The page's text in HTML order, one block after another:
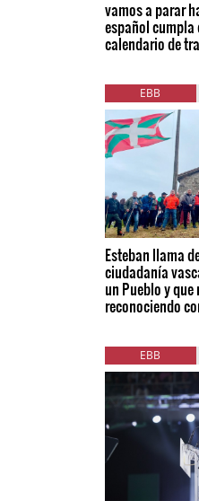
vamos a parar
español cumpla
calendario de
EBB
Esteban llama
ciudadanía
un Pueblo y
reconociendo
EBB